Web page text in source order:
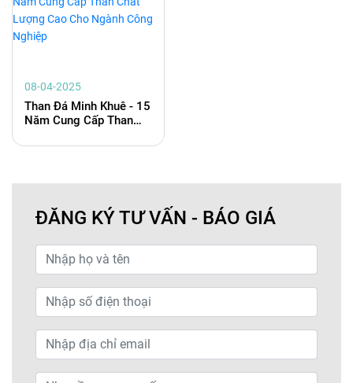
08-04-2025
Than Đá Minh Khuê - 15
Năm Cung Cấp Than
Ngành Công Nghiệp
ĐĂNG KÝ TƯ VẤN - BÁO GIÁ